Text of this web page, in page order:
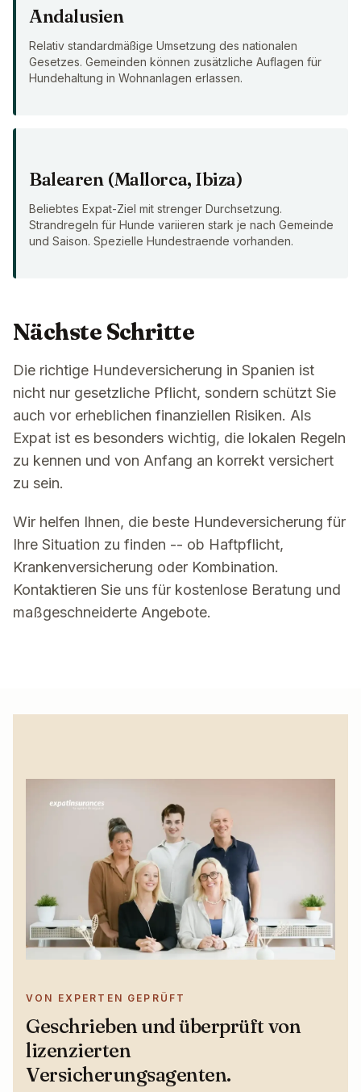
Andalusien
Relativ standardmäßige Umsetzung des nationalen
Gesetzes. Gemeinden können zusätzliche Auflagen für
Hundehaltung in Wohnanlagen erlassen.
Balearen (Mallorca, Ibiza)
Beliebtes Expat-Ziel mit strenger Durchsetzung.
Strandregeln für Hunde variieren stark je nach Gemeinde
und Saison. Spezielle Hundestraende vorhanden.
Nächste Schritte
Die richtige Hundeversicherung in Spanien ist
nicht nur gesetzliche Pflicht, sondern schützt Sie
auch vor erheblichen finanziellen Risiken. Als
Expat ist es besonders wichtig, die lokalen Regeln
zu kennen und von Anfang an korrekt versichert
zu sein.
Wir helfen Ihnen, die beste Hundeversicherung für
Ihre Situation zu finden -- ob Haftpflicht,
Krankenversicherung oder Kombination.
Kontaktieren Sie uns für kostenlose Beratung und
maßgeschneiderte Angebote.
VON EXPERTEN GEPRÜFT
Geschrieben und überprüft von
lizenzierten
Versicherungsagenten.